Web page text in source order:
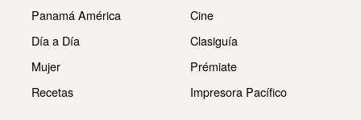
Panamá América
Día a Día
Mujer
Recetas
Cine
Clasiguía
Prémiate
Impresora Pacífico